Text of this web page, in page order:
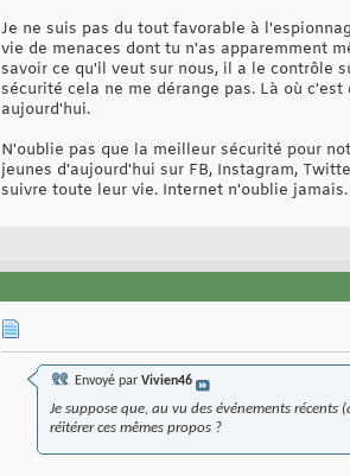
Je ne suis pas du tout favorable à
vie de menaces dont tu n'as apparemment
savoir ce qu'il veut sur nous, il a le contrôle
sécurité cela ne me dérange pas. Là où
aujourd'hui.
N'oublie pas que la meilleur sécurité pour
jeunes d'aujourd'hui sur FB, Instagram,
suivre toute leur vie. Internet n'oublie jamais.
Envoyé par Vivien46
Je suppose que, au vu des événements
réitérer ces mêmes propos ?